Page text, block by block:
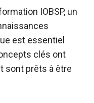
IOBSP, un
est essentiel
clés ont
sont prêts à être